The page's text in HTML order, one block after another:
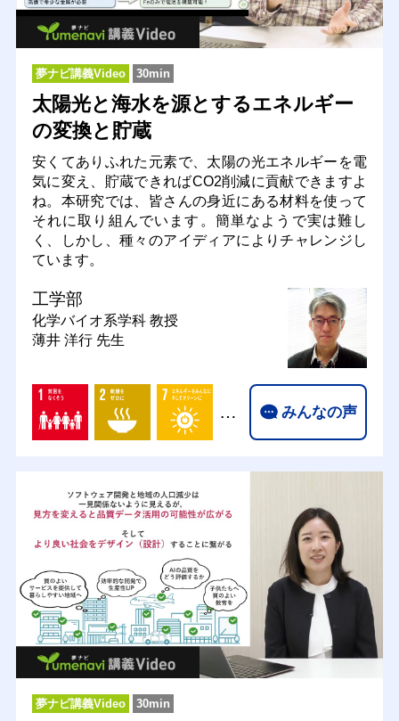
夢ナビ講義Video 30min
太陽光と海水を源とするエネルギー
の変換と貯蔵
安くてありふれた元素で、太陽の光エネルギーを電
気に変え、貯蔵できればCO2削減に貢献できますよ
ね。本研究では、皆さんの身近にある材料を使って
それに取り組んでいます。簡単なようで実は難し
く、しかし、種々のアイディアによりチャレンジし
ています。
工学部
化学バイオ系学科 教授
薄井 洋行 先生
… みんなの声
夢ナビ講義Video 30min